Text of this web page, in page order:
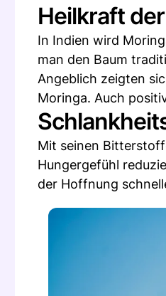
Heilkraft
In Indien wird
man den Baum
Angeblich zeigten
Moringa. Auch
Mit seinen
Hungergefühl
der Hoffnung